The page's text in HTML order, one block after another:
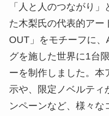
「人と人のつながり
た木梨氏の代表的アー
OUT」をモチーフに
グを施した世界に1台
ーを制作しました。本
示や、限定ノベルティ
ンペーンなど、様々な